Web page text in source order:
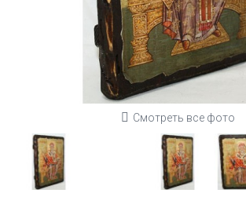
Смотреть все фото